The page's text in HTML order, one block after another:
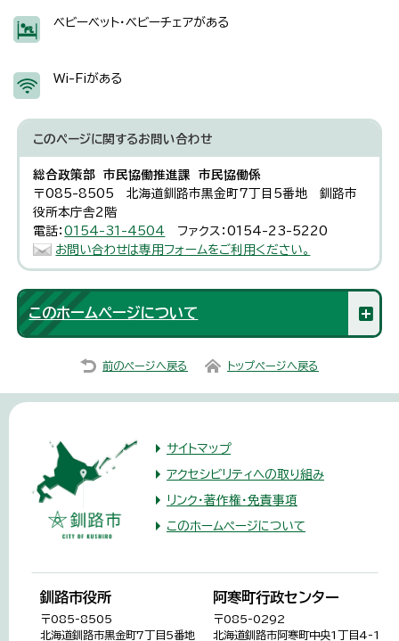
ベビーベット・ベビーチェアがある
Wi-Fiがある
このページに関するお問い合わせ
総合政策部 市民協働推進課 市民協働係
〒085-8505 北海道釧路市黒金町7丁目5番地 釧路市
役所本庁舎2階
電話：0154-31-4504
ファクス：0154-23-5220
お問い合わせは専用フォームをご利用ください。
このホームページについて
前のページへ戻る トップページへ戻る
サイトマップ
アクセシビリティへの取り組み
リンク・著作権・免責事項
このホームページについて
釧路市役所
〒085-8505
北海道釧路市黒金町7丁目5番地
阿寒町行政センター
〒085-0292
北海道釧路市阿寒町中央1丁目4-1